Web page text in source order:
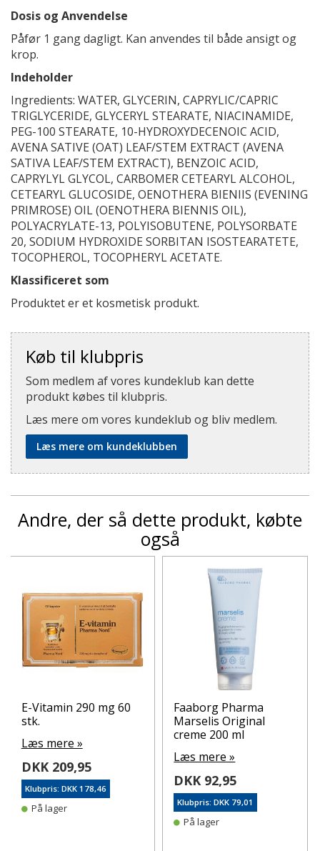
Dosis og Anvendelse
Påfør 1 gang dagligt. Kan anvendes til både ansigt og
krop.
Indeholder
Ingredients: WATER, GLYCERIN, CAPRYLIC/CAPRIC
TRIGLYCERIDE, GLYCERYL STEARATE, NIACINAMIDE,
PEG-100 STEARATE, 10-HYDROXYDECENOIC ACID,
AVENA SATIVE (OAT) LEAF/STEM EXTRACT (AVENA
SATIVA LEAF/STEM EXTRACT), BENZOIC ACID,
CAPRYLYL GLYCOL, CARBOMER CETEARYL ALCOHOL,
CETEARYL GLUCOSIDE, OENOTHERA BIENIIS (EVENING
PRIMROSE) OIL (OENOTHERA BIENNIS OIL),
POLYACRYLATE-13, POLYISOBUTENE, POLYSORBATE
20, SODIUM HYDROXIDE SORBITAN ISOSTEARATETE,
TOCOPHEROL, TOCOPHERYL ACETATE.
Klassificeret som
Produktet er et kosmetisk produkt.
Køb til klubpris
Som medlem af vores kundeklub kan dette
produkt købes til klubpris.
Læs mere om vores kundeklub og bliv medlem.
Læs mere om kundeklubben
Andre, der så dette produkt, købte
også
E-Vitamin 290 mg 60
stk.
Læs mere »
DKK 209,95
Klubpris: DKK 178,46
På lager
Faaborg Pharma
Marselis Original
creme 200 ml
Læs mere »
DKK 92,95
Klubpris: DKK 79,01
På lager